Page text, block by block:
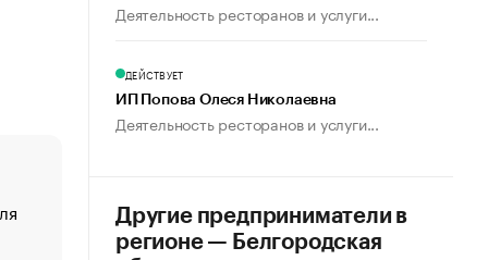
«От спорта тело стареет иначе». Как живет глава
создавшей GTA
Деятельность ресторанов и услуги...
ДЕЙСТВУЕТ
ИП Попова Олеся Николаевна
Деятельность ресторанов и услуги...
Другие предприниматели в
регионе — Белгородская